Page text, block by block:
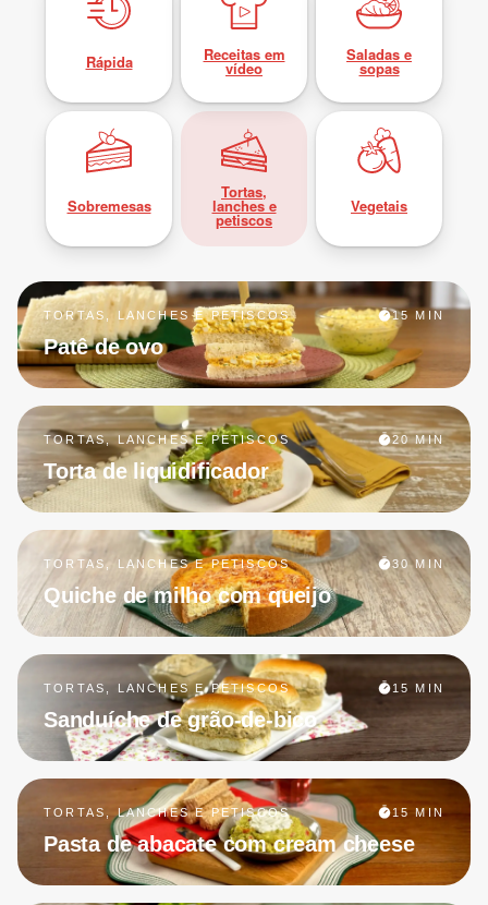
Rápida Receitas em
vídeo
Saladas e
sopas
Sobremesas
Tortas,
lanches e
petiscos
Vegetais
TORTAS, LANCHES E PETISCOS 15 MIN
Patê de ovo
TORTAS, LANCHES E PETISCOS 20 MIN
Torta de liquidificador
TORTAS, LANCHES E PETISCOS 30 MIN
Quiche de milho com queijo
TORTAS, LANCHES E PETISCOS 15 MIN
Sanduíche de grão-de-bico
TORTAS, LANCHES E PETISCOS 15 MIN
Pasta de abacate com cream cheese